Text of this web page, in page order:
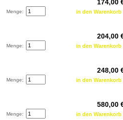
174,00
Menge:
204,00
Menge:
248,00
Menge:
580,00
Menge: